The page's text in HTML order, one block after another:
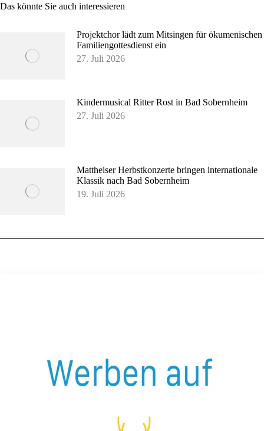
Das könnte Sie auch interessieren
Projektchor lädt zum Mitsingen für ökumenischen
Familiengottesdienst ein
27. Juli 2026
Kindermusical Ritter Rost in Bad Sobernheim
27. Juli 2026
Mattheiser Herbstkonzerte bringen internationale
Klassik nach Bad Sobernheim
19. Juli 2026